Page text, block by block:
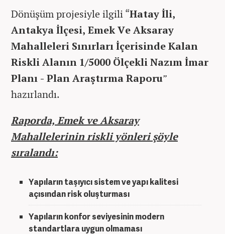
Dönüşüm projesiyle ilgili “Hatay İli,
Antakya İlçesi, Emek Ve Aksaray
Mahalleleri Sınırları İçerisinde Kalan
Riskli Alanın 1/5000 Ölçekli Nazım İmar
Planı - Plan Araştırma Raporu”
hazırlandı.
Raporda, Emek ve Aksaray
Mahallelerinin riskli yönleri şöyle
sıralandı:
Yapıların taşıyıcı sistem ve yapı kalitesi
açısından risk oluşturması
Yapıların konfor seviyesinin modern
standartlara uygun olmaması